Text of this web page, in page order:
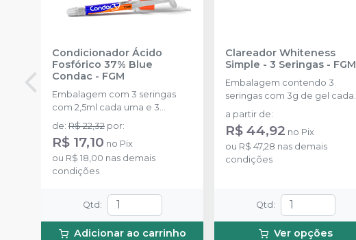
Condicionador Ácido
Fosfórico 37% Blue
Condac - FGM
Embalagem com 3 seringas
com 2,5ml cada uma e 3
ponteiras para aplicação.
de: R$ 22,32 por:
R$ 17,10 no Pix
ou R$ 18,00 nas demais
condições
Qtd :
Adicionar ao carrinho
Clareador Whiteness
Simple - 3 Seringas - FGM
Embalagem contendo 3
seringas com 3g de gel cada
a partir de:
R$ 44,92 no Pix
ou R$ 47,28 nas demais
condições
Qtd :
Ver opções